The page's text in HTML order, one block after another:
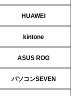
HUAWEI
kintone
ASUS ROG
パソコンSEVEN